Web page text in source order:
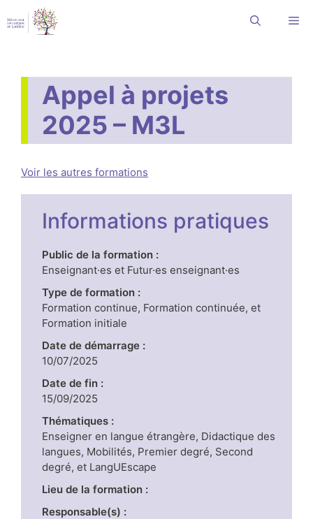
au
contenu
Appel à projets
2025 – M3L
Voir les autres formations
Informations pratiques
Public de la formation :
Enseignant·es et Futur·es enseignant·es
Type de formation :
Formation continue, Formation continuée, et
Formation initiale
Date de démarrage :
10/07/2025
Date de fin :
15/09/2025
Thématiques :
Enseigner en langue étrangère, Didactique des
langues, Mobilités, Premier degré, Second
degré, et LangUEscape
Lieu de la formation :
Responsable(s) :